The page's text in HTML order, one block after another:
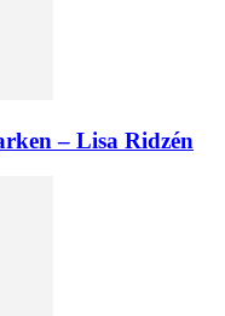
– Lisa Ridzén